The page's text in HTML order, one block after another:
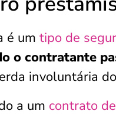
é um tipo de
o contratante
involuntária
a um contrato